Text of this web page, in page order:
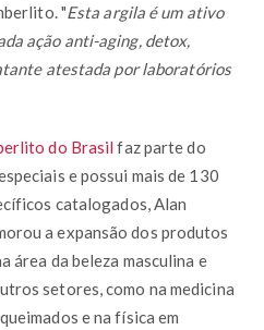
"Esta argila é um ativo
ação anti-aging, detox,
atestada por laboratórios
do Brasil faz parte do
e possui mais de 130
catalogados, Alan
a expansão dos produtos
área da beleza masculina e
setores, como na medicina
e na física em